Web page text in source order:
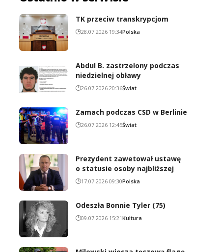
TK przeciw transkrypcjom
28.07.2026 19:34Polska
Abdul B. zastrzelony podczas
niedzielnej obławy
26.07.2026 20:36Świat
Zamach podczas CSD w Berlinie
26.07.2026 12:45Świat
Prezydent zawetował ustawę
o statusie osoby najbliższej
17.07.2026 09:30Polska
Odeszła Bonnie Tyler (75)
09.07.2026 15:21Kultura